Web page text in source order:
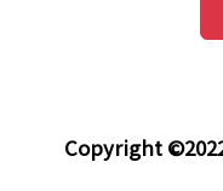
Copyright